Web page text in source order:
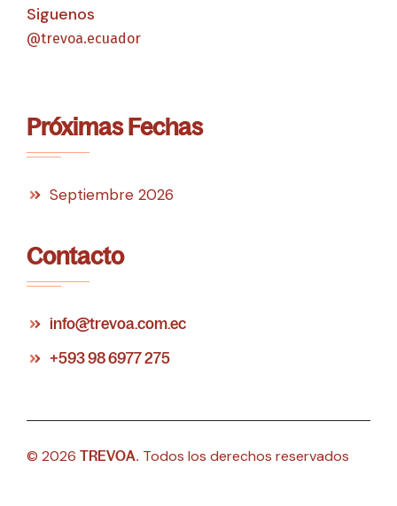
Siguenos
@trevoa.ecuador
Próximas Fechas
Septiembre 2026
Contacto
info@trevoa.com.ec
+593 98 6977 275
© 2026 TREVOA. Todos los derechos reservados